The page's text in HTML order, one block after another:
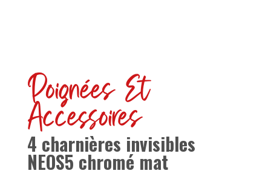
Poignées Et
Accessoires
4 charnières invisibles
NEOS5 chromé mat